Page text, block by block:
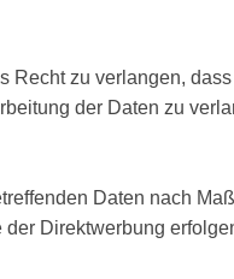
Recht zu verlangen,
der Daten zu
Daten nach
Direktwerbung